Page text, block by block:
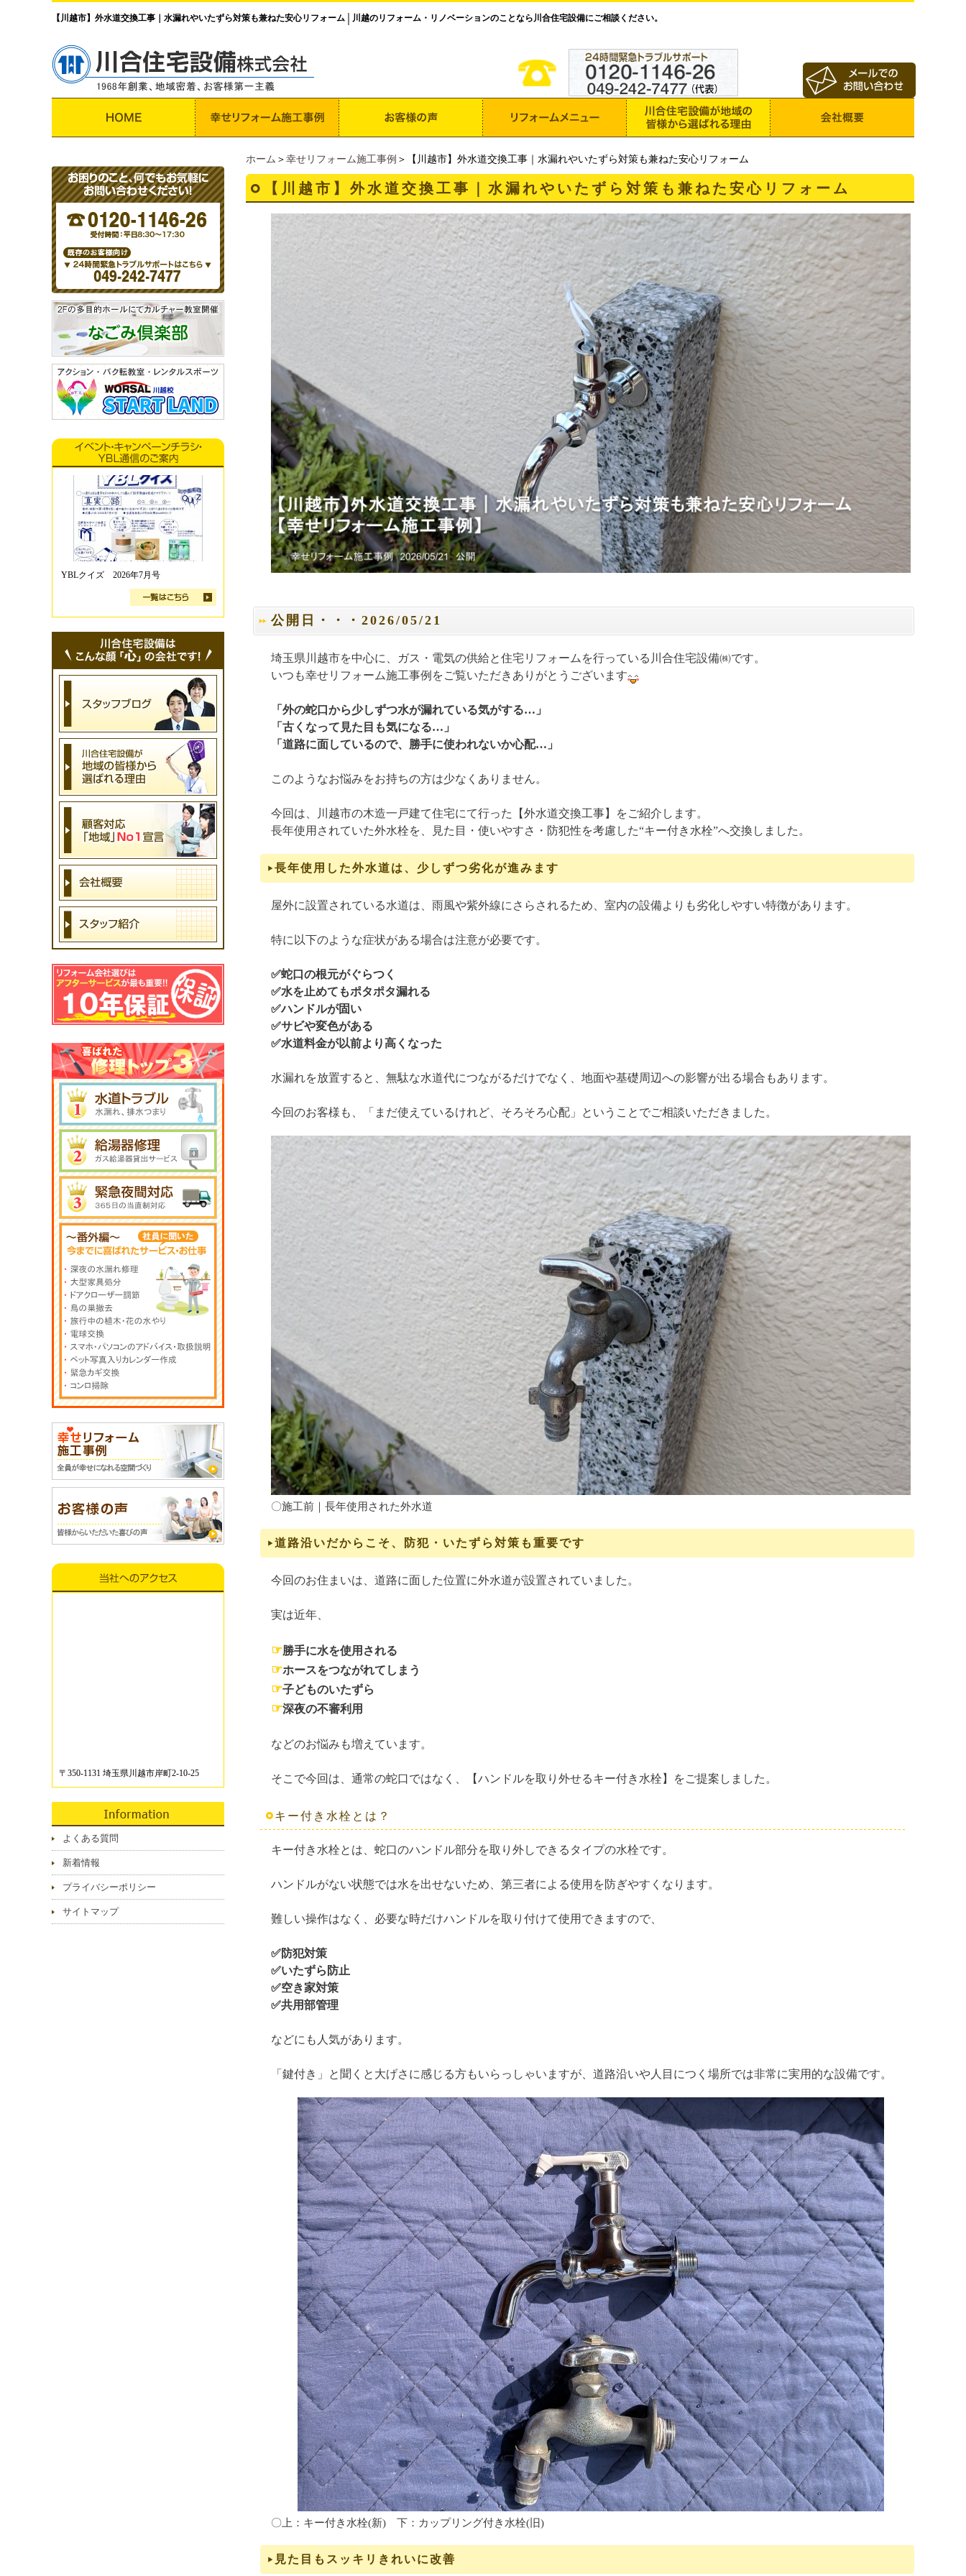
【川越市】外水道交換工事｜水漏れやいたずら対策も兼ねた安心リフォーム 川越のリフォーム・リノベーションのことなら川合住宅設備にご相談ください。
ホーム ＞ 幸せリフォーム施工事例 ＞【川越市】外水道交換工事｜水漏れやいたずら対策も兼ねた安心リフォーム
【川越市】外水道交換工事｜水漏れやいたずら対策も兼ねた安心リフォーム
公開日・・・2026/05/21
埼玉県川越市を中心に、ガス・電気の供給と住宅リフォームを行っている川合住宅設備㈱です。
いつも幸せリフォーム施工事例をご覧いただきありがとうございます
「外の蛇口から少しずつ水が漏れている気がする…」
「古くなって見た目も気になる…」
「道路に面しているので、勝手に使われないか心配…」
このようなお悩みをお持ちの方は少なくありません。
今回は、川越市の木造一戸建て住宅にて行った【外水道交換工事】をご紹介します。
長年使用されていた外水栓を、見た目・使いやすさ・防犯性を考慮した“キー付き水栓”へ交換しました。
長年使用した外水道は、少しずつ劣化が進みます
屋外に設置されている水道は、雨風や紫外線にさらされるため、室内の設備よりも劣化しやすい特徴があります。
特に以下のような症状がある場合は注意が必要です。
✅蛇口の根元がぐらつく
✅水を止めてもポタポタ漏れる
✅ハンドルが固い
✅サビや変色がある
✅水道料金が以前より高くなった
水漏れを放置すると、無駄な水道代につながるだけでなく、地面や基礎周辺への影響が出る場合もあります。
今回のお客様も、「まだ使えているけれど、そろそろ心配」ということでご相談いただきました。
〇施工前｜長年使用された外水道
道路沿いだからこそ、防犯・いたずら対策も重要です
今回のお住まいは、道路に面した位置に外水道が設置されていました。
実は近年、
☞勝手に水を使用される
☞ホースをつながれてしまう
☞子どものいたずら
☞深夜の不審利用
などのお悩みも増えています。
そこで今回は、通常の蛇口ではなく、【ハンドルを取り外せるキー付き水栓】をご提案しました。
キー付き水栓とは？
キー付き水栓とは、蛇口のハンドル部分を取り外しできるタイプの水栓です。
ハンドルがない状態では水を出せないため、第三者による使用を防ぎやすくなります。
難しい操作はなく、必要な時だけハンドルを取り付けて使用できますので、
✅防犯対策
✅いたずら防止
✅空き家対策
✅共用部管理
などにも人気があります。
「鍵付き」と聞くと大げさに感じる方もいらっしゃいますが、道路沿いや人目につく場所では非常に実用的な設備です。
〇上：キー付き水栓(新) 下：カップリング付き水栓(旧)
見た目もスッキリきれいに改善
YBLクイズ 2026年7月号
〒350-1131 埼玉県川越市岸町2-10-25
よくある質問
新着情報
プライバシーポリシー
サイトマップ